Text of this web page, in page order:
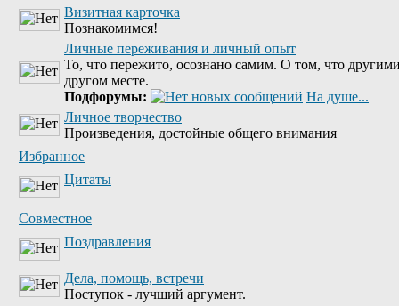
Визитная карточка
Познакомимся!
Личные переживания и личный опыт
То, что пережито, осознано самим. О том, что
другом месте.
Подфорумы:
На душе...
Личное творчество
Произведения, достойные общего внимания
Избранное
Цитаты
Совместное
Поздравления
Дела, помощь, встречи
Поступок - лучший аргумент.